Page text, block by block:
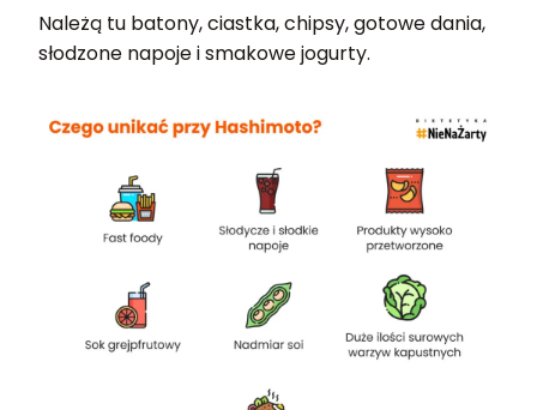
Należą tu batony, ciastka, chipsy, gotowe dania,
słodzone napoje i smakowe jogurty.